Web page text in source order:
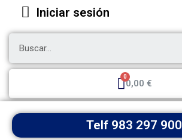
Iniciar sesión
0,00 €
Telf 983 297 900